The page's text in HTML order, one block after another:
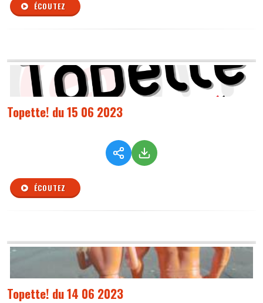
ÉCOUTEZ
Topette! du 15 06 2023
ÉCOUTEZ
Topette! du 14 06 2023